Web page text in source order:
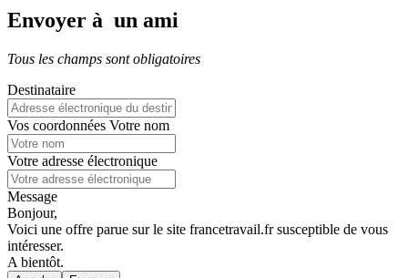
Envoyer à un ami
Tous les champs sont obligatoires
Destinataire
Vos coordonnées Votre nom
Votre adresse électronique
Message
Bonjour,
Voici une offre parue sur le site francetravail.fr susceptible de vous
intéresser.
A bientôt.